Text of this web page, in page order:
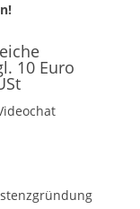
10 Euro